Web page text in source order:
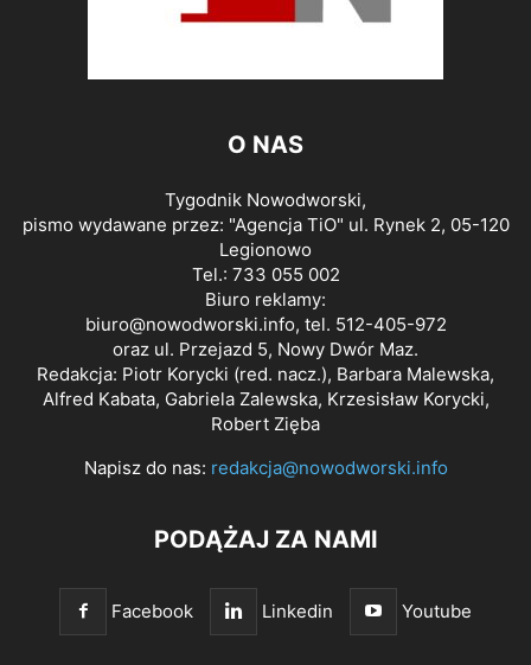
O NAS
Tygodnik Nowodworski,
pismo wydawane przez: "Agencja TiO" ul. Rynek 2, 05-120
Legionowo
Tel.: 733 055 002
Biuro reklamy:
biuro@nowodworski.info, tel. 512-405-972
oraz ul. Przejazd 5, Nowy Dwór Maz.
Redakcja: Piotr Korycki (red. nacz.), Barbara Malewska,
Alfred Kabata, Gabriela Zalewska, Krzesisław Korycki,
Robert Zięba
Napisz do nas: redakcja@nowodworski.info
PODĄŻAJ ZA NAMI
Facebook Linkedin Youtube